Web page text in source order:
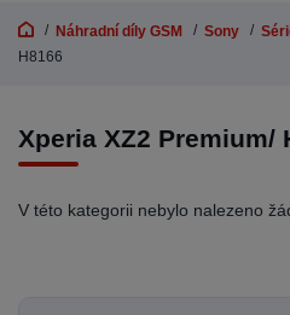
Náhradní díly GSM Sony
H8166
Xperia XZ2 Premium/
V této kategorii nebylo nalezeno